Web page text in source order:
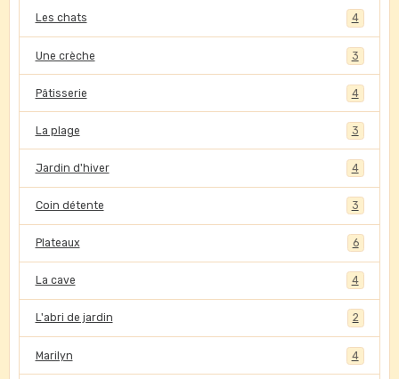
Les chats 4
Une crèche 3
Pâtisserie 4
La plage 3
Jardin d'hiver 4
Coin détente 3
Plateaux 6
La cave 4
L'abri de jardin 2
Marilyn 4